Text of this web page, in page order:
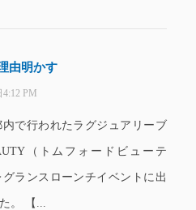
由明かす
4:12 PM
で行われたラグジュアリーブ
（トムフォードビューテ
ランスローンチイベントに出
。 【...